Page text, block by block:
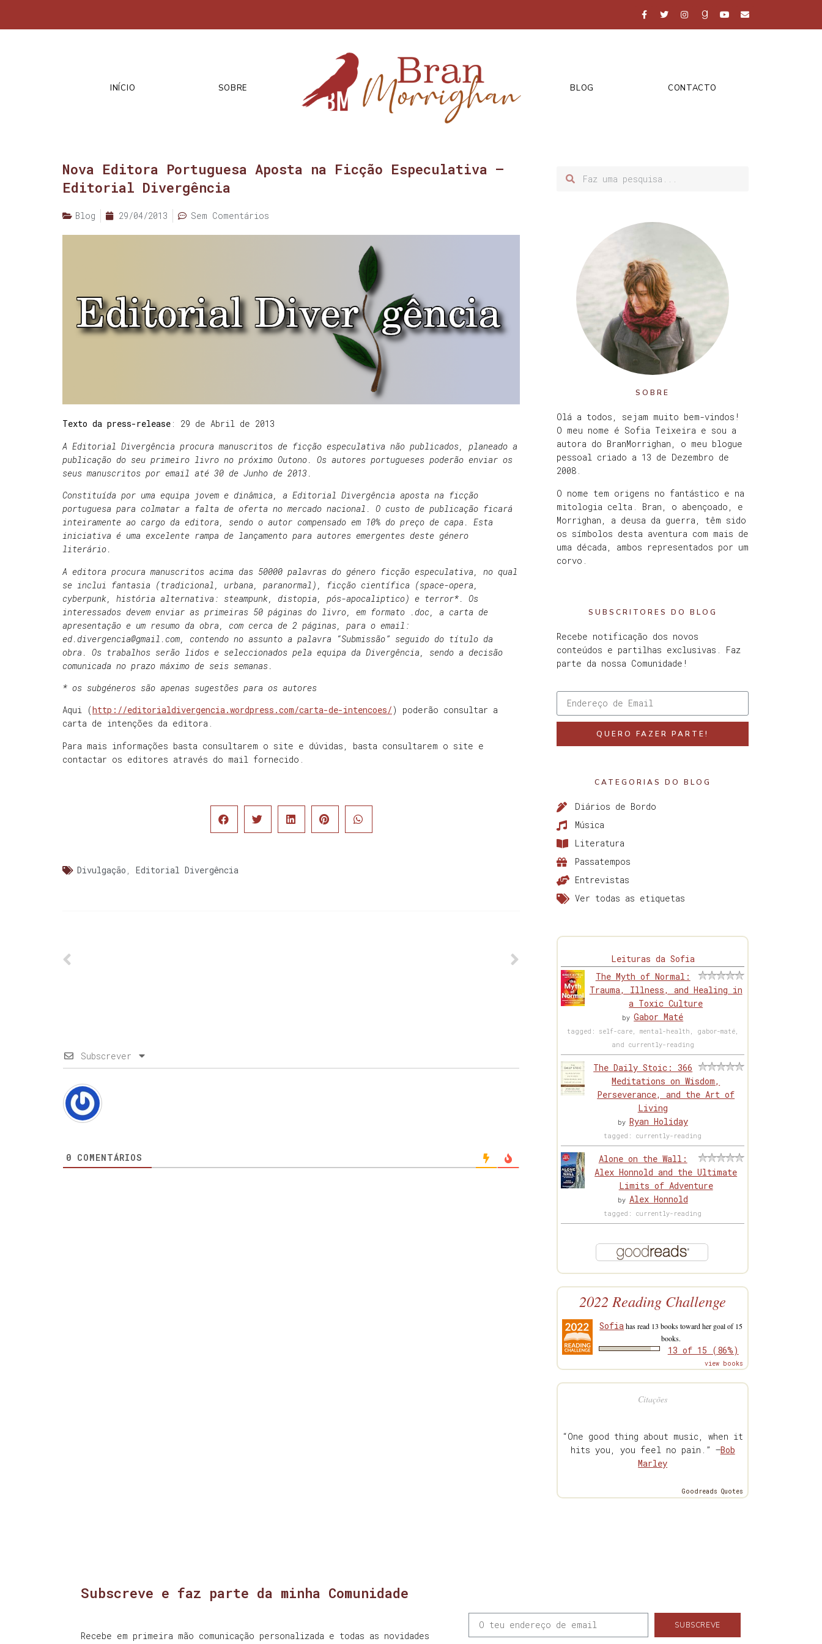
INÍCIO SOBRE BLOG CONTACTO
Nova Editora Portuguesa Aposta na Ficção Especulativa –
Editorial Divergência
Blog 29/04/2013 Sem Comentários
Texto da press-release : 29 de Abril de 2013
A Editorial Divergência procura manuscritos de ficção especulativa não publicados, planeado a
publicação do seu primeiro livro no próximo Outono. Os autores portugueses poderão enviar os
seus manuscritos por email até 30 de Junho de 2013.
Constituída por uma equipa jovem e dinâmica, a Editorial Divergência aposta na ficção
portuguesa para colmatar a falta de oferta no mercado nacional. O custo de publicação ficará
inteiramente ao cargo da editora, sendo o autor compensado em 10% do preço de capa. Esta
iniciativa é uma excelente rampa de lançamento para autores emergentes deste género
literário.
A editora procura manuscritos acima das 50000 palavras do género ficção especulativa, no qual
se inclui fantasia (tradicional, urbana, paranormal), ficção científica (space-opera,
cyberpunk, história alternativa: steampunk, distopia, pós-apocaliptico) e terror*. Os
interessados devem enviar as primeiras 50 páginas do livro, em formato .doc, a carta de
apresentação e um resumo da obra, com cerca de 2 páginas, para o email:
ed.divergencia@gmail.com, contendo no assunto a palavra “Submissão” seguido do título da
obra. Os trabalhos serão lidos e seleccionados pela equipa da Divergência, sendo a decisão
comunicada no prazo máximo de seis semanas.
* os subgéneros são apenas sugestões para os autores
Aqui (http://editorialdivergencia.wordpress.com/carta-de-intencoes/) poderão consultar a
carta de intenções da editora.
Para mais informações basta consultarem o site e dúvidas, basta consultarem o site e
contactar os editores através do mail fornecido.
Divulgação , Editorial Divergência
Subscrever
0 COMENTÁRIOS
SOBRE
Olá a todos, sejam muito bem-vindos!
O meu nome é Sofia Teixeira e sou a
autora do BranMorrighan, o meu blogue
pessoal criado a 13 de Dezembro de
2008.
O nome tem origens no fantástico e na
mitologia celta. Bran, o abençoado, e
Morrighan, a deusa da guerra, têm sido
os símbolos desta aventura com mais de
uma década, ambos representados por um
corvo.
SUBSCRITORES DO BLOG
Recebe notificação dos novos
conteúdos e partilhas exclusivas. Faz
parte da nossa Comunidade!
QUERO FAZER PARTE!
CATEGORIAS DO BLOG
Diários de Bordo
Música
Literatura
Passatempos
Entrevistas
Ver todas as etiquetas
Leituras da Sofia
The Myth of Normal:
Trauma, Illness, and Healing in
a Toxic Culture
byGabor Maté
tagged: self-care, mental-health, gabor-maté,
and currently-reading
The Daily Stoic: 366
Meditations on Wisdom,
Perseverance, and the Art of
Living
by Ryan Holiday
tagged: currently-reading
Alone on the Wall:
Alex Honnold and the Ultimate
Limits of Adventure
by Alex Honnold
tagged: currently-reading
2022 Reading Challenge
Sofiahas read 13 books toward her goal of 15
books.
13 of 15 (86%)
view books
Citações
“One good thing about music, when it
hits you, you feel no pain.” —Bob
Marley
Goodreads Quotes
Subscreve e faz parte da minha Comunidade
Recebe em primeira mão comunicação personalizada e todas as novidades
SUBSCREVE